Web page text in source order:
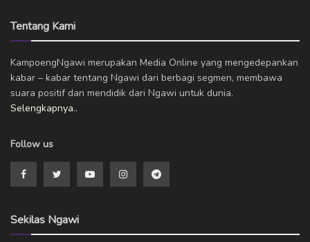
Tentang Kami
KampoengNgawi merupakan Media Online yang mengedepankan
kabar – kabar tentang Ngawi dari berbagi segmen, membawa
suara positif dan mendidik dari Ngawi untuk dunia.
Selengkapnya..
Follow us
Sekilas Ngawi